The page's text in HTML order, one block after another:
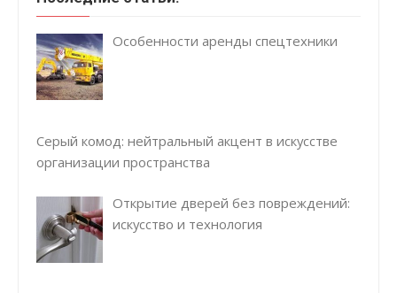
Особенности аренды спецтехники
Серый комод: нейтральный акцент в искусстве
организации пространства
Открытие дверей без повреждений:
искусство и технология